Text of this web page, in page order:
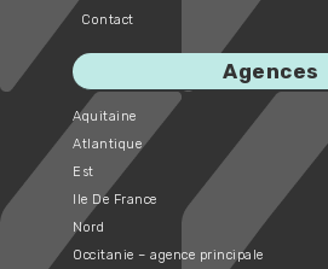
Contact
Agences
Aquitaine
Atlantique
Est
Ile De France
Nord
Occitanie – agence principale